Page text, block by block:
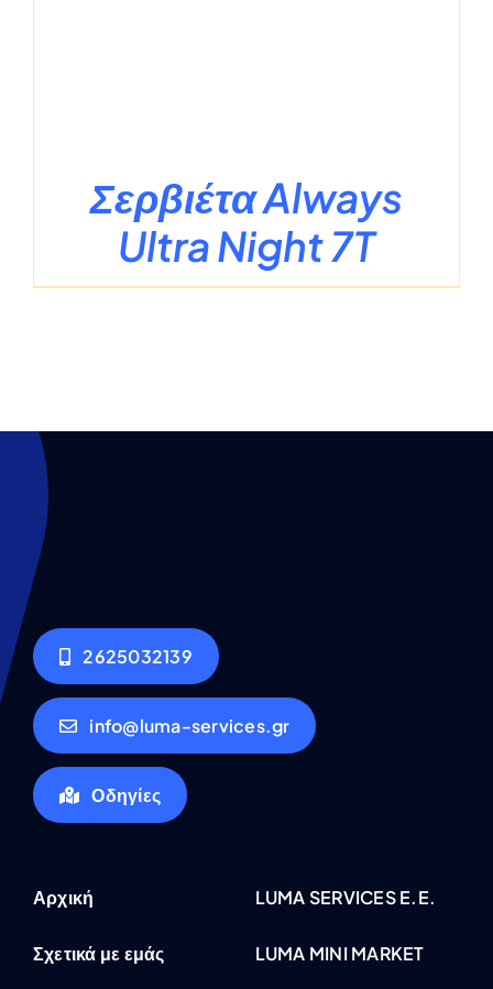
Σερβιέτα Always
Ultra Night 7T
2625032139
info@luma-services.gr
Οδηγίες
Αρχική
Σχετικά με εμάς
LUMA SERVICES E.E.
LUMA MINI MARKET